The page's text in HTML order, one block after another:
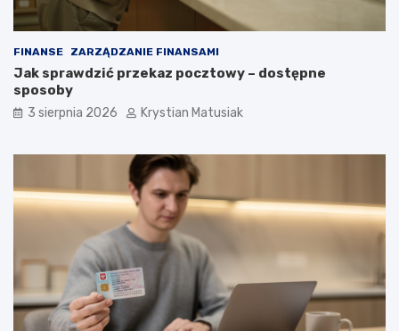
FINANSE ZARZĄDZANIE FINANSAMI
Jak sprawdzić przekaz pocztowy – dostępne
sposoby
3 sierpnia 2026 Krystian Matusiak